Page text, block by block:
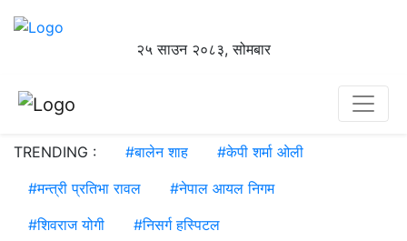
२५ साउन २०८३, सोमबार
TRENDING : #बालेन शाह #केपी शर्मा ओली
#मन्त्री प्रतिभा रावल #नेपाल आयल निगम
#शिवराज योगी #निसर्ग हस्पिटल